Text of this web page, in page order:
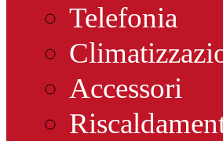
Telefonia
Accessori